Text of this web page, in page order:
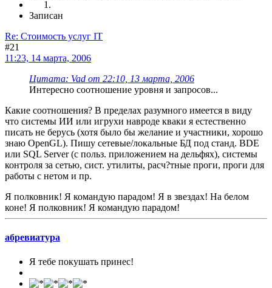
Записан
Re: Стоимость услуг IT
#21
11:23, 14 марта, 2006
Цитата: Vad от 22:10, 13 марта, 2006
Интересно соотношение уровня и запросов...
Какие соотношения? В пределах разумного имеется в виду
что системы ИИ или игрухи навроде кваки я естественно
писать не берусь (хотя было бы желание и участники, хорошо
знаю OpenGL). Пишу сетевые/локальные БД под станд. BDE
или SQL Server (с польз. приложением на дельфях), системы
контроля за сетью, сист. утилиты, расч?тные проги, проги для
работы с нетом и пр.
Я полковник! Я командую парадом! Я в звездах! На белом
коне! Я полковник! Я командую парадом!
абревиатура
Я тебе покушать принес!